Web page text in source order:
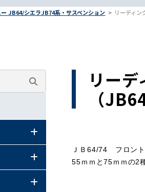
ー JB64/シエラJB74系・サスペンション リーディン
リー
（
ＪＢ64/74 フロン
55ｍｍと75ｍｍの2